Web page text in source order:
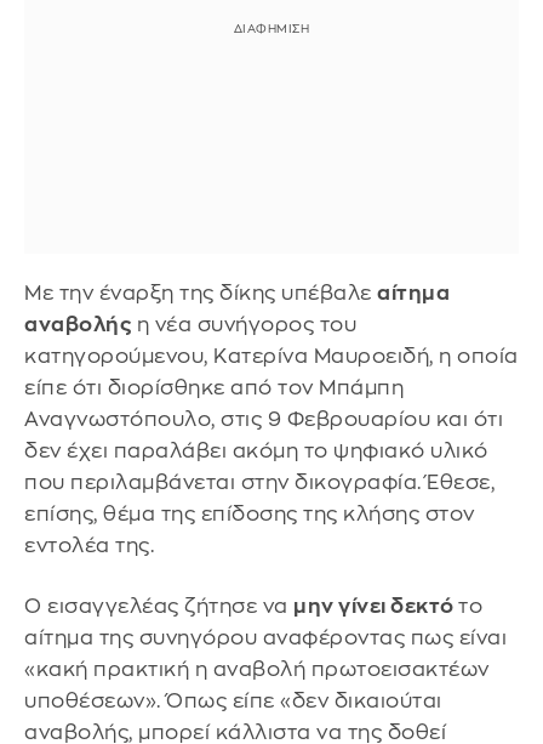
Με την έναρξη της δίκης υπέβαλε αίτημα
αναβολής η νέα συνήγορος του
κατηγορούμενου, Κατερίνα Μαυροειδή, η οποία
είπε ότι διορίσθηκε από τον Μπάμπη
Αναγνωστόπουλο, στις 9 Φεβρουαρίου και ότι
δεν έχει παραλάβει ακόμη το ψηφιακό υλικό
που περιλαμβάνεται στην δικογραφία. Έθεσε,
επίσης, θέμα της επίδοσης της κλήσης στον
εντολέα της.
Ο εισαγγελέας ζήτησε να μην γίνει δεκτό το
αίτημα της συνηγόρου αναφέροντας πως είναι
«κακή πρακτική η αναβολή πρωτοεισακτέων
υποθέσεων». Όπως είπε «δεν δικαιούται
αναβολής, μπορεί κάλλιστα να της δοθεί